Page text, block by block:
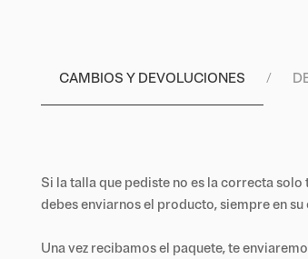
CAMBIOS Y DEVOLUCIONES
Si la talla que pediste no es la correcta
debes enviarnos el producto, siempre en
Una vez recibamos el paquete, te